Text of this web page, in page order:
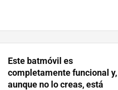
Este batmóvil es
completamente funcional y,
aunque no lo creas, está